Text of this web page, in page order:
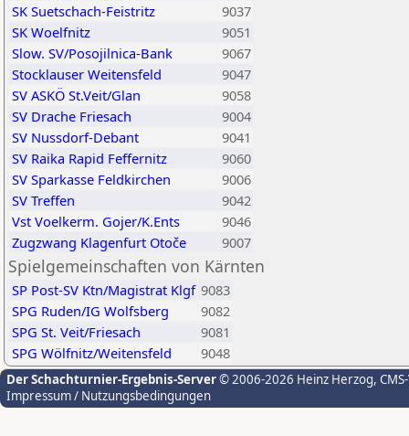
SK Suetschach-Feistritz
9037
SK Woelfnitz
9051
Slow. SV/Posojilnica-Bank
9067
Stocklauser Weitensfeld
9047
SV ASKÖ St.Veit/Glan
9058
SV Drache Friesach
9004
SV Nussdorf-Debant
9041
SV Raika Rapid Feffernitz
9060
SV Sparkasse Feldkirchen
9006
SV Treffen
9042
Vst Voelkerm. Gojer/K.Ents
9046
Zugzwang Klagenfurt Otoče
9007
Spielgemeinschaften von Kärnten
SP Post-SV Ktn/Magistrat Klgf 9083
SPG Ruden/IG Wolfsberg
9082
SPG St. Veit/Friesach
9081
SPG Wölfnitz/Weitensfeld
9048
Der Schachturnier-Ergebnis-Server© 2006-2026 Heinz Herzog,
Impressum / Nutzungsbedingungen